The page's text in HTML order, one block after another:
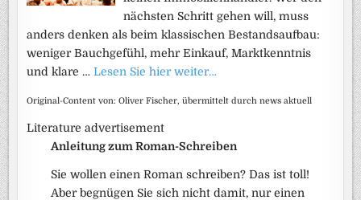
nächsten Schritt gehen will, muss
anders denken als beim klassischen Bestandsaufbau:
weniger Bauchgefühl, mehr Einkauf, Marktkenntnis
und klare …Lesen Sie hier weiter…
Original-Content von: Oliver Fischer, übermittelt durch news aktuell
Literature advertisement
Anleitung zum Roman-Schreiben
Sie wollen einen Roman schreiben? Das ist toll!
Aber begnügen Sie sich nicht damit, nur einen